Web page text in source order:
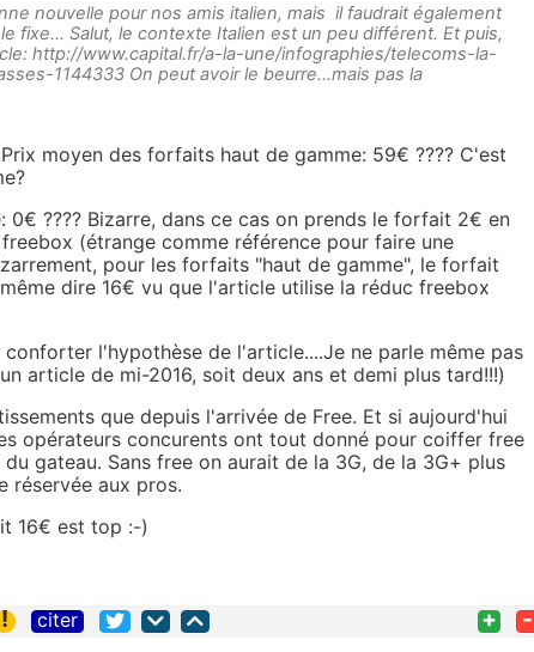
nouvelle pour nos amis italien, mais il faudrait également
fixe... Salut, le contexte Italien est un peu différent. Et puis,
http://www.capital.fr/a-la-une/infographies/telecoms-la-
1144333 On peut avoir le beurre...mais pas la
moyen des forfaits haut de gamme: 59€ ???? C'est
???? Bizarre, dans ce cas on prends le forfait 2€ en
(étrange comme référence pour faire une
pour les forfaits "haut de gamme", le forfait
dire 16€ vu que l'article utilise la réduc freebox
l'hypothèse de l'article....Je ne parle même pas
article de mi-2016, soit deux ans et demi plus tard!!!)
que depuis l'arrivée de Free. Et si aujourd'hui
opérateurs concurents ont tout donné pour coiffer free
gateau. Sans free on aurait de la 3G, de la 3G+ plus
réservée aux pros.
16€ est top :-)
! citer + -